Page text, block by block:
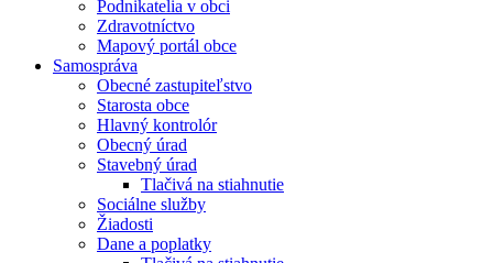
Podnikatelia v obci
Zdravotníctvo
Mapový portál obce
Samospráva
Obecné zastupiteľstvo
Starosta obce
Hlavný kontrolór
Obecný úrad
Stavebný úrad
Tlačivá na stiahnutie
Sociálne služby
Žiadosti
Dane a poplatky